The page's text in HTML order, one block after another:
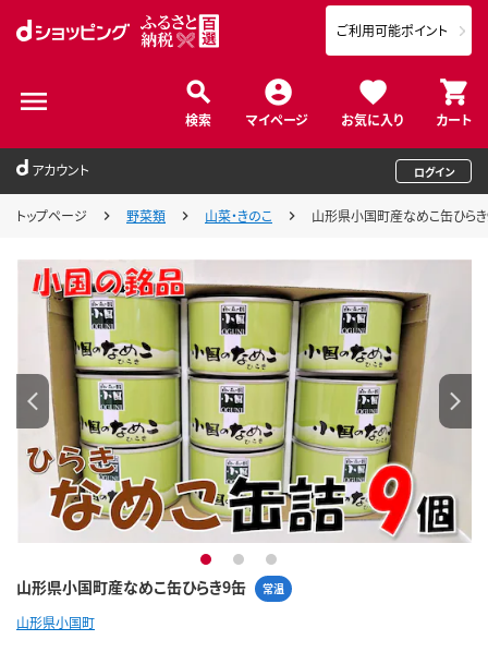
検索 マイページ お気に入り カート
ご利用可能ポイント
アカウント ログイン
トップページ 野菜類 山菜・きのこ 山形県小国町産なめこ缶ひら
山形県小国町産なめこ缶ひらき9缶 常温
1 2 3
山形県小国町